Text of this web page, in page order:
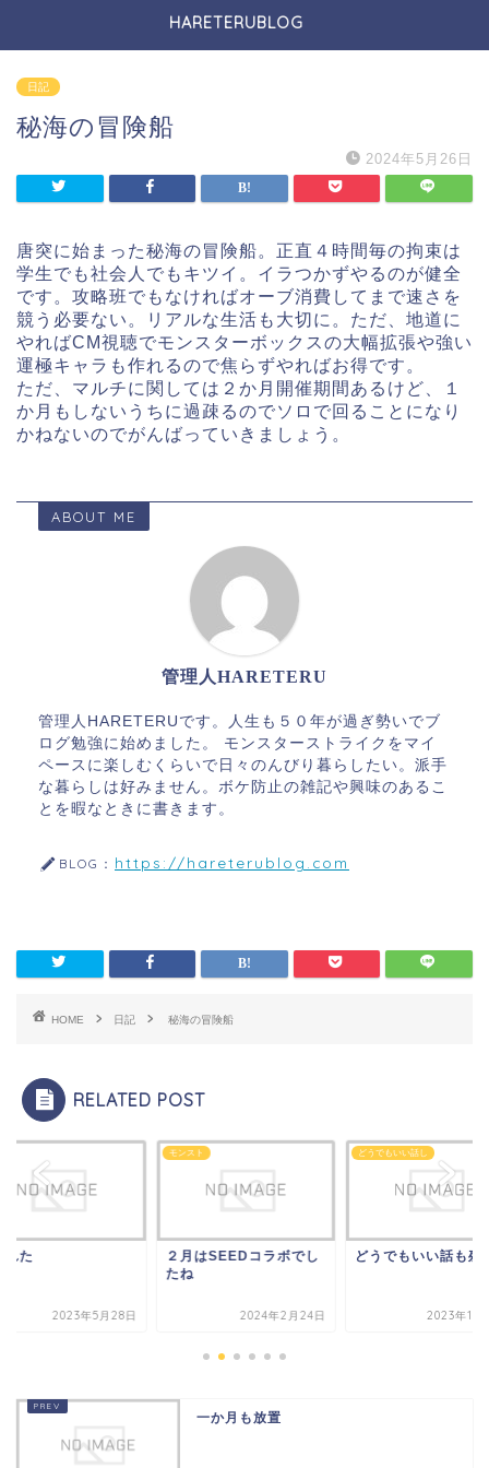
HARETERUBLOG
日記
秘海の冒険船
2024年5月26日
唐突に始まった秘海の冒険船。正直４時間毎の拘束は
学生でも社会人でもキツイ。イラつかずやるのが健全
です。攻略班でもなければオーブ消費してまで速さを
競う必要ない。リアルな生活も大切に。ただ、地道に
やればCM視聴でモンスターボックスの大幅拡張や強い
運極キャラも作れるので焦らずやればお得です。
ただ、マルチに関しては２か月開催期間あるけど、１
か月もしないうちに過疎るのでソロで回ることになり
かねないのでがんばっていきましょう。
ABOUT ME
管理人HARETERU
管理人HARETERUです。人生も５０年が過ぎ勢いでブ
ログ勉強に始めました。 モンスターストライクをマイ
ペースに楽しむくらいで日々のんびり暮らしたい。派手
な暮らしは好みません。ボケ防止の雑記や興味のあるこ
とを暇なときに書きます。
BLOG： https://hareterublog.com
HOME 日記 秘海の冒険船
RELATED POST
れた
2023年5月28日
モンスト
２月はSEEDコラボでし
たね
2024年2月24日
どうでもいい話し
どうでもいい話も残
2023年11
一か月も放置